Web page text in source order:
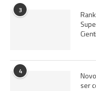
3
4
ser